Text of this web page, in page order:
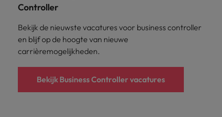
Controller
Bekijk de nieuwste vacatures voor business controller
en blijf op de hoogte van nieuwe
carrièremogelijkheden.
Bekijk Business Controller vacatures